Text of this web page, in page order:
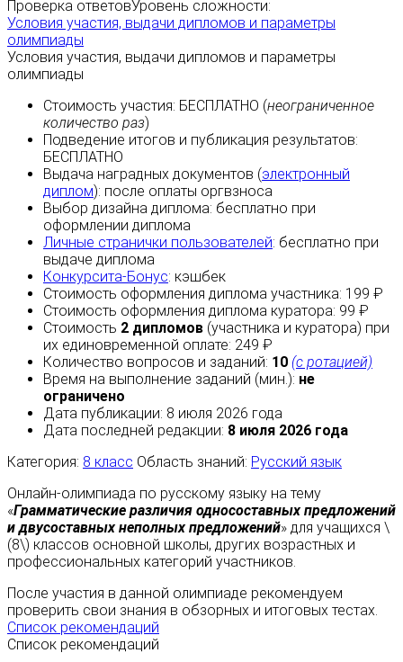
Проверка ответовУровень сложности:
Условия участия, выдачи дипломов и параметры
олимпиады
Условия участия, выдачи дипломов и параметры
олимпиады
Стоимость участия: БЕСПЛАТНО (неограниченное
количество раз)
Подведение итогов и публикация результатов:
БЕСПЛАТНО
Выдача наградных документов (электронный
диплом): после оплаты оргвзноса
Выбор дизайна диплома: бесплатно при
оформлении диплома
Личные странички пользователей: бесплатно при
выдаче диплома
Конкурсита-Бонус: кэшбек
Стоимость оформления диплома участника: 199 ₽
Стоимость оформления диплома куратора: 99 ₽
Стоимость 2 дипломов (участника и куратора) при
их единовременной оплате: 249 ₽
Количество вопросов и заданий: 10 (с ротацией)
Время на выполнение заданий (мин.): не
ограничено
Дата публикации: 8 июля 2026 года
Дата последней редакции: 8 июля 2026 года
Категория: 8 класс Область знаний: Русский язык
Онлайн-олимпиада по русскому языку на тему
«Грамматические различия односоставных предложений
и двусоставных неполных предложений» для учащихся \
(8\) классов основной школы, других возрастных и
профессиональных категорий участников.
После участия в данной олимпиаде рекомендуем
проверить свои знания в обзорных и итоговых тестах.
Список рекомендаций
Список рекомендаций